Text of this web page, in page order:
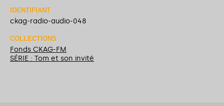
IDENTIFIANT
ckag-radio-audio-048
COLLECTIONS
Fonds CKAG-FM
SÉRIE : Tom et son invité